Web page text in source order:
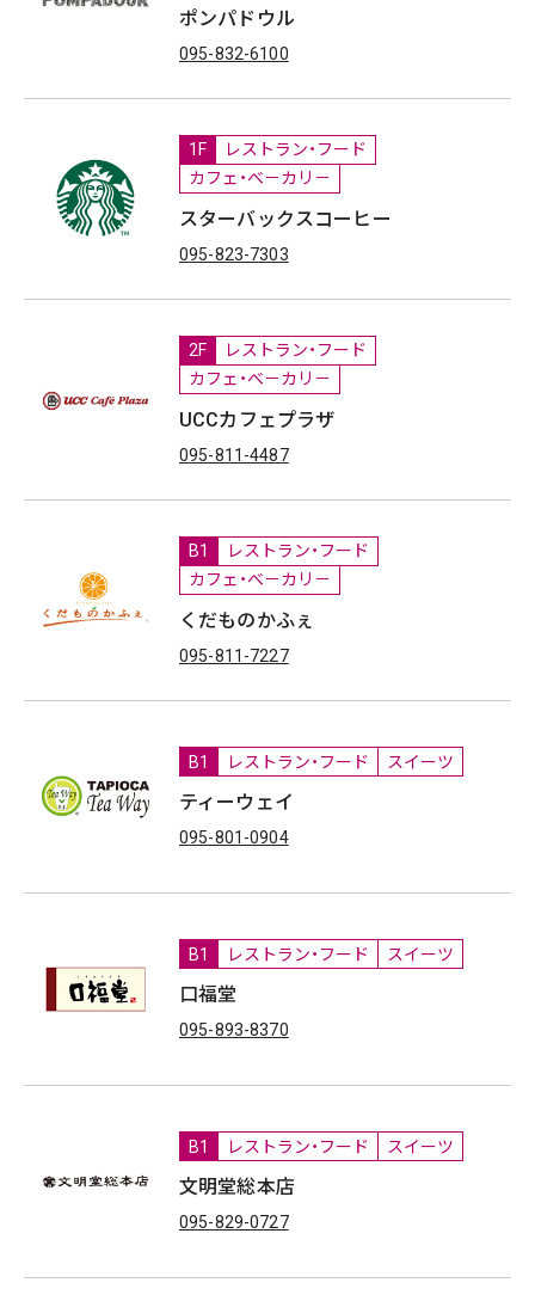
ポンパドウル
095-832-6100
1F
レストラン・フード
カフェ・べ－カリ－
スターバックスコーヒー
095-823-7303
2F
レストラン・フード
カフェ・べ－カリ－
UCCカフェプラザ
095-811-4487
B1
レストラン・フード
カフェ・べ－カリ－
くだものかふぇ
095-811-7227
B1 レストラン・フード スイーツ
ティーウェイ
095-801-0904
B1 レストラン・フード スイーツ
口福堂
095-893-8370
B1 レストラン・フード スイーツ
文明堂総本店
095-829-0727